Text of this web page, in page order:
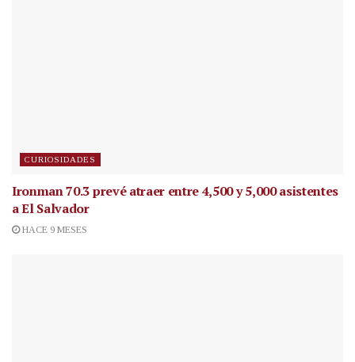
CURIOSIDADES
Ironman 70.3 prevé atraer entre 4,500 y 5,000 asistentes
a El Salvador
HACE 9 MESES